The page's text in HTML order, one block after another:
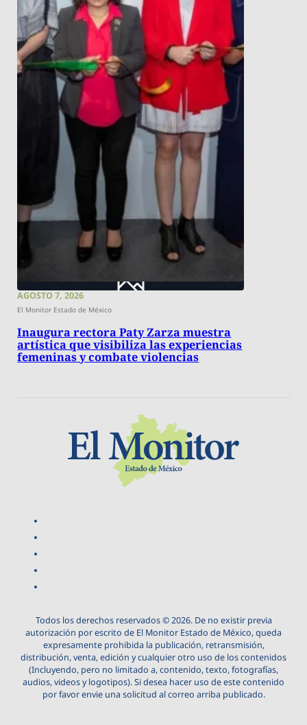
AGOSTO 7, 2026
El Monitor Estado de México
Inaugura rectora Paty Zarza muestra
artística que visibiliza las experiencias
femeninas y combate violencias
Todos los derechos reservados © 2026. De no existir previa
autorización por escrito de El Monitor Estado de México, queda
expresamente prohibida la publicación, retransmisión,
distribución, venta, edición y cualquier otro uso de los contenidos
(Incluyendo, pero no limitado a, contenido, texto, fotografías,
audios, videos y logotipos). Si desea hacer uso de este contenido
por favor envie una solicitud al correo arriba publicado.